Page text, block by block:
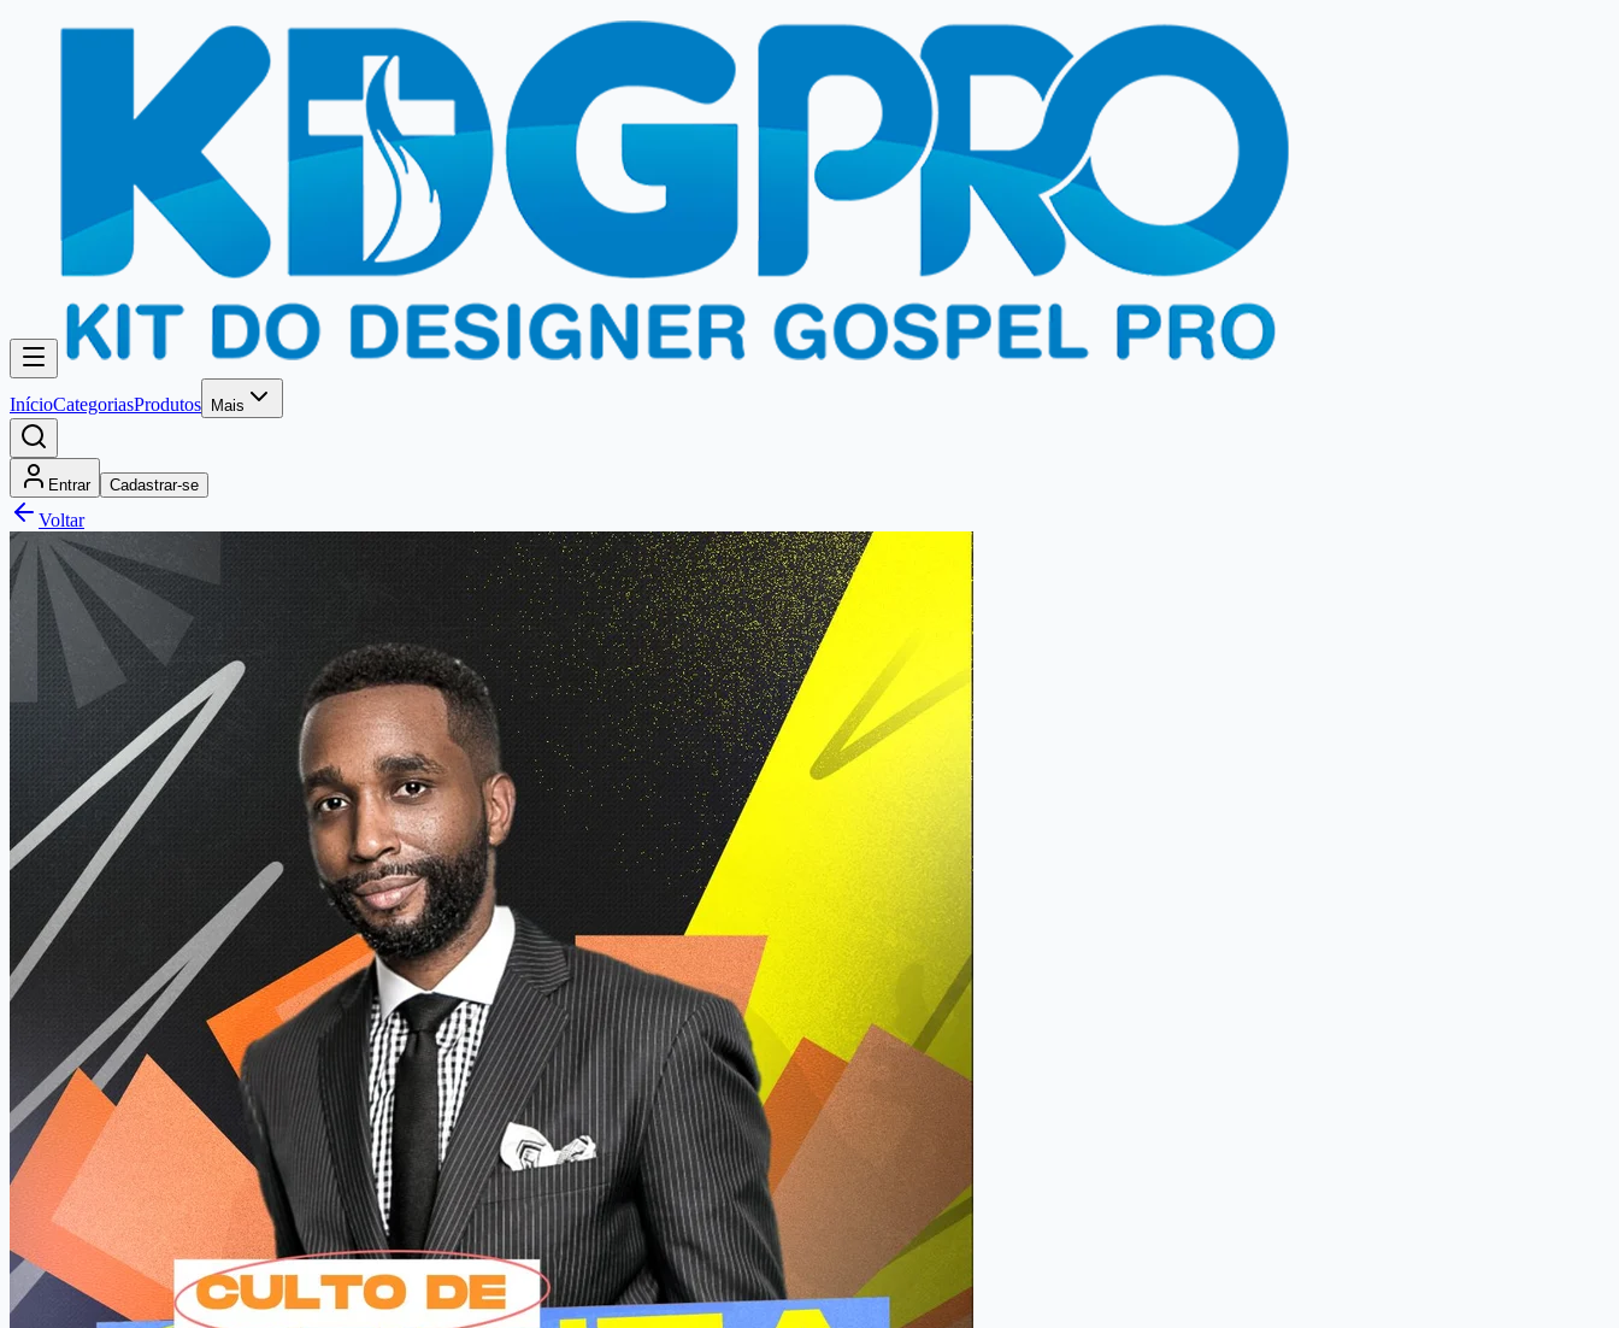
InícioCategoriasProdutos Mais
Entrar Cadastrar-se
Voltar